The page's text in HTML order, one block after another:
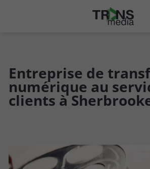
Entreprise de
numérique au
clients à